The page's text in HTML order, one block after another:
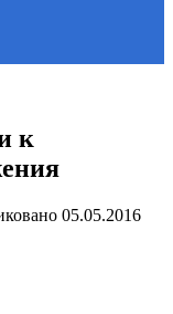
к
05.05.2016